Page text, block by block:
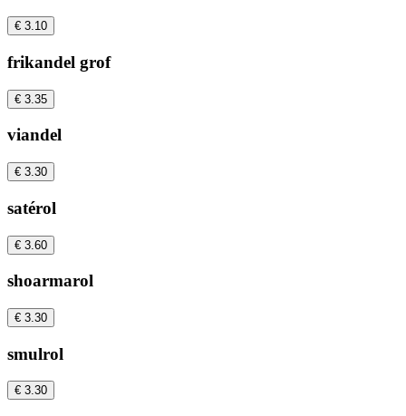
€ 3.10
frikandel grof
€ 3.35
viandel
€ 3.30
satérol
€ 3.60
shoarmarol
€ 3.30
smulrol
€ 3.30